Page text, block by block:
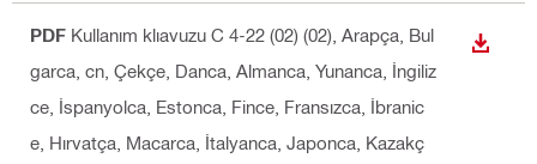
PDF Kullanım klıavuzu C 4-22 (02) (02) , Arapça, Bul
garca, cn, Çekçe, Danca, Almanca, Yunanca, İngiliz
ce, İspanyolca, Estonca, Fince, Fransızca, İbranic
e, Hırvatça, Macarca, İtalyanca, Japonca, Kazakç
İNDIR